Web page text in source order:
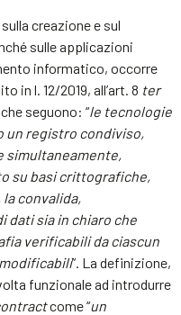
creazione e sul
sulle applicazioni
informatico, occorre
in l. 12/2019, all’art. 8 ter
seguono: “le tecnologie
un registro condiviso,
simultaneamente,
su basi crittografiche,
convalida,
dati sia in chiaro che
verificabili da ciascun
”. La definizione,
funzionale ad introdurre
come “un